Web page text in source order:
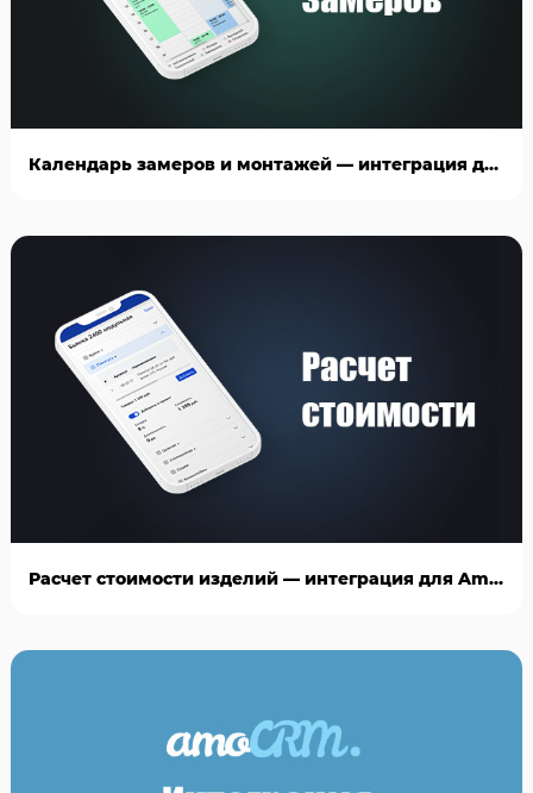
Календарь замеров и монтажей — интеграция для AmoCRM
Расчет стоимости изделий — интеграция для AmoCRM